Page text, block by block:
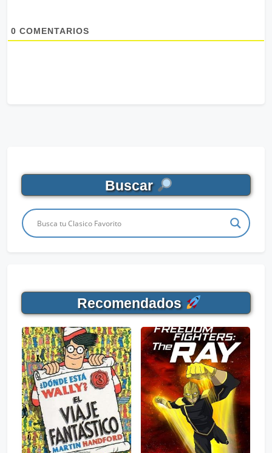
0 COMENTARIOS
Buscar
Recomendados